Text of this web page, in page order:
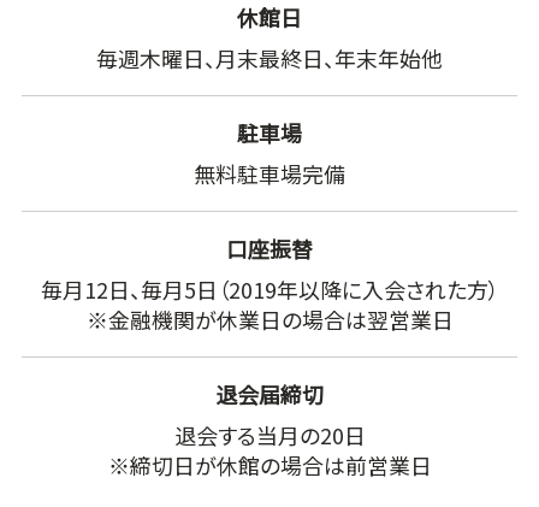
休館日
毎週木曜日、月末最終日、年末年始他
駐車場
無料駐車場完備
口座振替
毎月12日、毎月5日（2019年以降に入会された方）
※金融機関が休業日の場合は翌営業日
退会届締切
退会する当月の20日
※締切日が休館の場合は前営業日